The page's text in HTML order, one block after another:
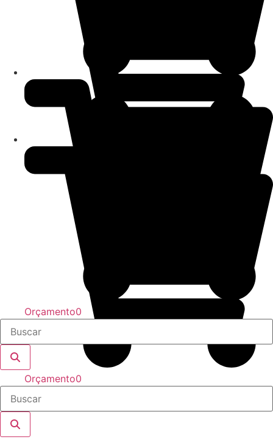
Orçamento0
Orçamento0